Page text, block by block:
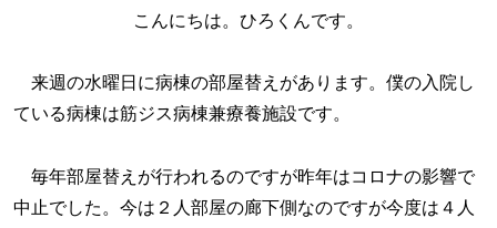
こんにちは。ひろくんです。
来週の水曜日に病棟の部屋替えがあります。僕の入院し
ている病棟は筋ジス病棟兼療養施設です。
毎年部屋替えが行われるのですが昨年はコロナの影響で
中止でした。今は２人部屋の廊下側なのですが今度は４人